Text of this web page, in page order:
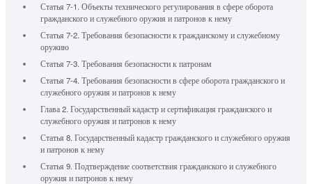
Статья 7-1. Объекты технического регулирования в сфере оборота
гражданского и служебного оружия и патронов к нему
Статья 7-2. Требования безопасности к гражданскому и служебному
оружию
Статья 7-3. Требования безопасности к патронам
Статья 7-4. Требования безопасности в сфере оборота гражданского и
служебного оружия и патронов к нему
Глава 2. Государственный кадастр и сертификация гражданского и
служебного оружия и патронов к нему
Статья 8. Государственный кадастр гражданского и служебного оружия
и патронов к нему
Статья 9. Подтверждение соответствия гражданского и служебного
оружия и патронов к нему